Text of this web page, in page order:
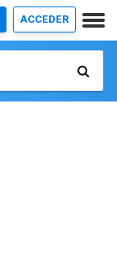
ACCEDER